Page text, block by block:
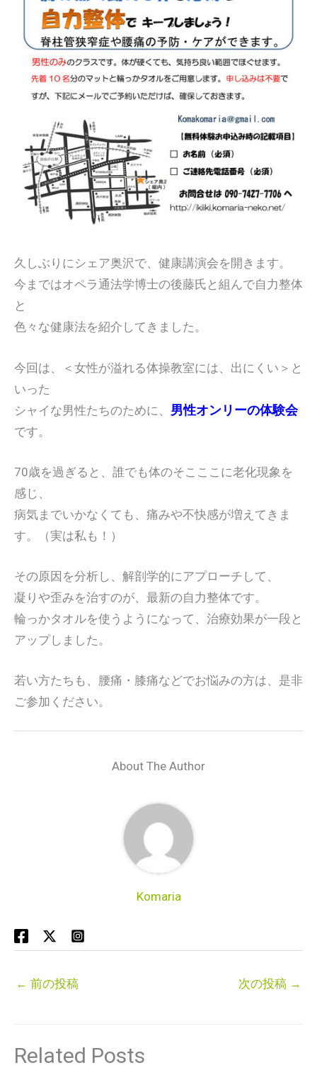
久しぶりにシェア奥沢で、健康講演会を開きます。
今まではオペラ通法学博士の後藤氏と組んで自力整体
と
色々な健康法を紹介してきました。
今回は、＜女性が溢れる体操教室には、出にくい＞と
いった
シャイな男性たちのために、 男性オンリーの体験会
です。
70歳を過ぎると、誰でも体のそこここに老化現象を
感じ、
病気までいかなくても、痛みや不快感が増えてきま
す。（実は私も！）
その原因を分析し、解剖学的にアプローチして、
凝りや歪みを治すのが、最新の自力整体です。
輪っかタオルを使うようになって、治療効果が一段と
アップしました。
若い方たちも、腰痛・膝痛などでお悩みの方は、是非
ご参加ください。
About The Author
Komaria
← 前の投稿 次の投稿 →
Related Posts